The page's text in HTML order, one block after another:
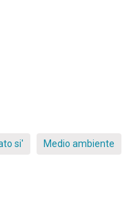
si' Medio ambiente